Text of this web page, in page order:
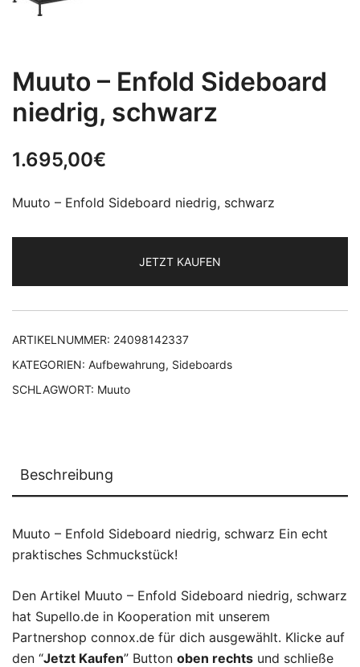
Muuto – Enfold Sideboard
niedrig, schwarz
1.695,00€
Muuto – Enfold Sideboard niedrig, schwarz
JETZT KAUFEN
ARTIKELNUMMER: 24098142337
KATEGORIEN: Aufbewahrung, Sideboards
SCHLAGWORT: Muuto
Beschreibung
Muuto – Enfold Sideboard niedrig, schwarz Ein echt
praktisches Schmuckstück!
Den Artikel Muuto – Enfold Sideboard niedrig, schwarz
hat Supello.de in Kooperation mit unserem
Partnershop connox.de für dich ausgewählt. Klicke auf
den “Jetzt Kaufen” Button oben rechts und schließe